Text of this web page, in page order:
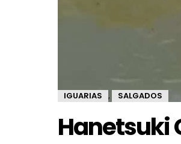
IGUARIAS , SALGADOS
Hanetsuki